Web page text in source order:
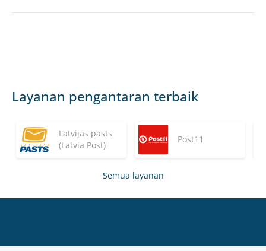
Layanan pengantaran terbaik
Latvijas pasts
(Latvia Post)
Post11
Semua layanan